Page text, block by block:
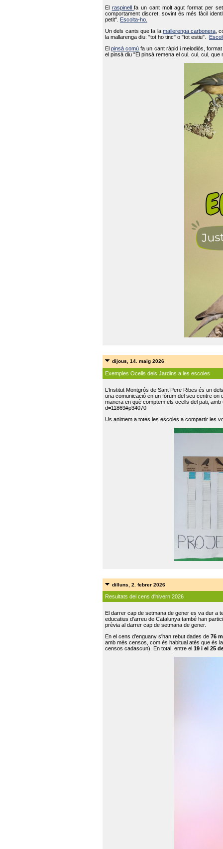
El raspinellfa un cant molt agut format per
comportament discret, sovint és més fàcil
petit".
Escolta-ho.
Un dels cants que fa la mallerenga carbonera ,
la mallarenga diu: "tot ho tinc" o "tot estiu".
Elpinsà comú fa un cant ràpid i melodiós,
el pinsà diu "El pinsà remena el cul, cul, cul,
dijous, 14. maig 2026
Exemples Ocells dels Jardins a les escoles
L’Institut Montgrós de Sant Pere Ribes és un
una comunicació en un fòrum del seu centre on
manera en què comptem els ocells del pati,
d=11869#p34070
Us animem a totes les escoles a compartir les
dilluns, 2. febrer 2026
Resultats del cens d'hivern 2026
El darrer cap de setmana de gener es va dur a
educatius d’arreu de Catalunya també han
prèvia al darrer cap de setmana de gener.
En el cens d’enguany s'han rebut dades de 76
amb més censos, com és habitual atès que és
censos cadascun). En total, entre el 19 i el 25